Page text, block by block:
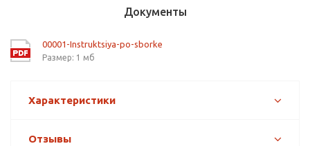
Документы
00001-Instruktsiya-po-sborke
Размер: 1 мб
Характеристики
Отзывы